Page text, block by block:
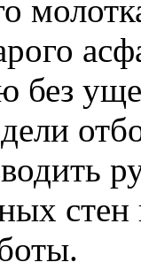
без
стен